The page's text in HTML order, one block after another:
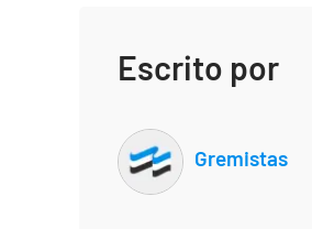
Escrito por
Gremistas